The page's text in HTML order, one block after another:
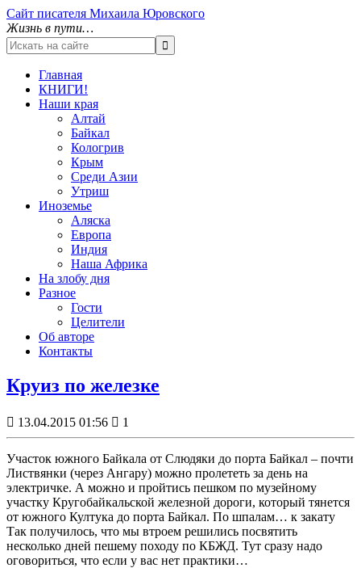
Сайт писателя Михаила Юровского
Жизнь в пути…
Главная
КНИГИ!
Наши края
Алтай
Байкал
Кологрив
Крым
Среди Азии
Утриш
Иноземье
Аляска
Европа
Индия
Наша Африка
На злобу дня
Разное
Гости
Целители
Об авторе
Контакты
Круиз по железке
 13.04.2015 01:56  1
Участок южного Байкала от Слюдяки до порта Байкал – почти
Листвянки (через Ангару) можно пролететь за день на
электричке. А можно и пройтись пешком по музейному
участку Кругобайкальской железной дороги, который тянется
от южного Култука до порта Байкал. По шпалам… к закату
Так получилось, что мы втроем решились посвятить
несколько дней пешему походу по КБЖД. Тут сразу надо
оговориться, что если у вас нет практики…